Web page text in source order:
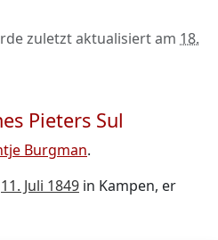
zuletzt aktualisiert am 18.
Pieters Sul
Burgman.
11. Juli 1849 in Kampen, er